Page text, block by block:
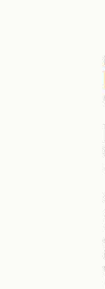
Types de
(100%)
(100%)
À découvrir
:
point de
tour
au
Calanche